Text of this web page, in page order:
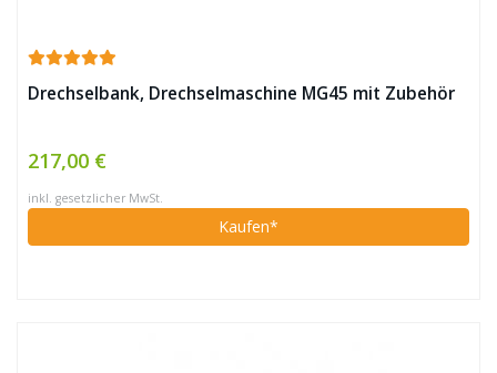
Drechselbank, Drechselmaschine MG45 mit Zubehör
217,00 €
inkl. gesetzlicher MwSt.
Kaufen*